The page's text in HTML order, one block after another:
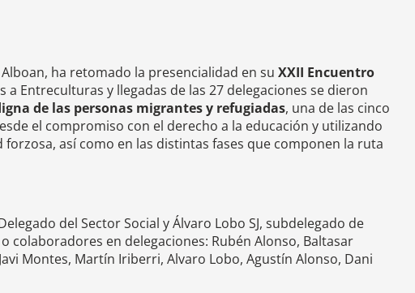
ha retomado la presencialidad en su XXII Encuentro
a Entreculturas y llegadas de las 27 delegaciones se dieron
de las personas migrantes y refugiadas, una de las cinco
el compromiso con el derecho a la educación y utilizando
así como en las distintas fases que componen la ruta
del Sector Social y Álvaro Lobo SJ, subdelegado de
en delegaciones: Rubén Alonso, Baltasar
Montes, Martín Iriberri, Alvaro Lobo, Agustín Alonso, Dani